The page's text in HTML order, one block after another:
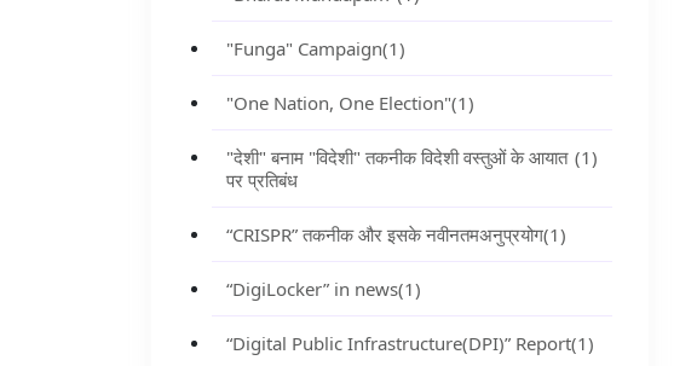
"Funga" Campaign(1)
"One Nation, One Election"(1)
"देशी" बनाम "विदेशी" तकनीक विदेशी वस्तुओं के आयात
पर प्रतिबंध
(1)
“CRISPR” तकनीक और इसके नवीनतमअनुप्रयोग(1)
“DigiLocker” in news(1)
“Digital Public Infrastructure(DPI)” Report(1)